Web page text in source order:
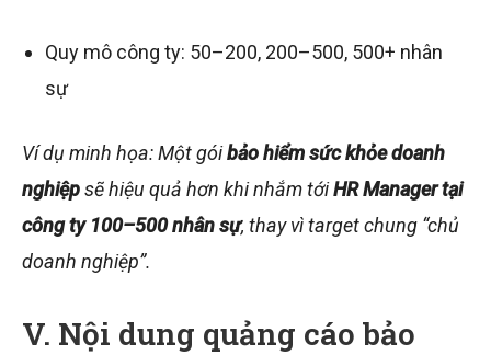
Quy mô công ty: 50–200, 200–500, 500+ nhân
sự
Ví dụ minh họa: Một góibảo hiểm sức khỏe doanh
nghiệpsẽ hiệu quả hơn khi nhắm tớiHR Manager tại
công ty 100–500 nhân sự, thay vì target chung “chủ
doanh nghiệp”.
V. Nội dung quảng cáo bảo